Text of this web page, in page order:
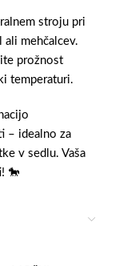
stroju pri
ali mehčalcev.
prožnost
temperaturi.
– idealno za
v sedlu. Vaša
🐎